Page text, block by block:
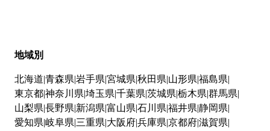
地域別
北海道 青森県 岩手県 宮城県 秋田県 山形県 福島県
東京都神奈川県 埼玉県 千葉県 茨城県 栃木県 群馬県
山梨県 長野県 新潟県 富山県 石川県 福井県 静岡県
愛知県 岐阜県 三重県 大阪府兵庫県 京都府滋賀県